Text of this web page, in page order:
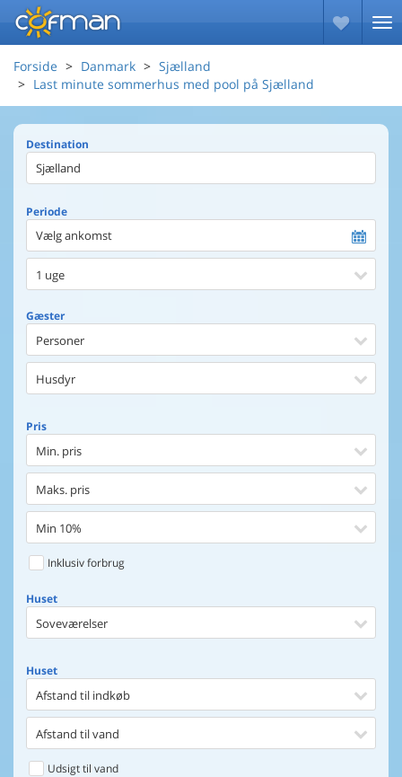
Forside Danmark
Sjælland
Last minute sommerhus med pool på Sjælland
Destination
Periode
Vælg ankomst
1 uge
Gæster
Personer
Husdyr
Pris
Min. pris
Maks. pris
Min 10%
Inklusiv forbrug
Huset
Soveværelser
Huset
Afstand til indkøb
Afstand til vand
Udsigt til vand